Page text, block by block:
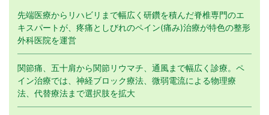
先端医療からリハビリまで幅広く研鑽を積んだ脊椎専門のエ
キスパートが、疼痛としびれのペイン(痛み)治療が特色の整形
外科医院を運営
関節痛、五十肩から関節リウマチ、通風まで幅広く診療。ペ
イン治療では、神経ブロック療法、微弱電流による物理療
法、代替療法まで選択肢を拡大